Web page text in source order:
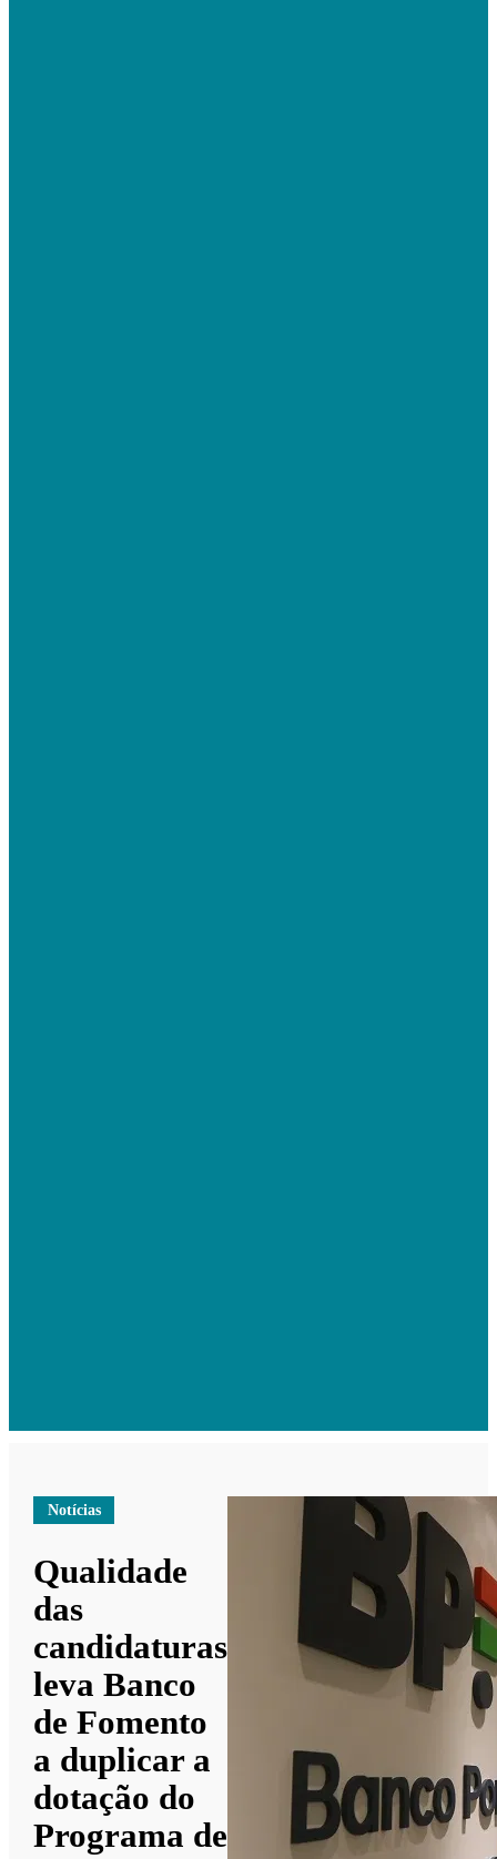
Notícias
Qualidade
das
candidaturas
leva Banco
de Fomento
a duplicar a
dotação do
Programa de